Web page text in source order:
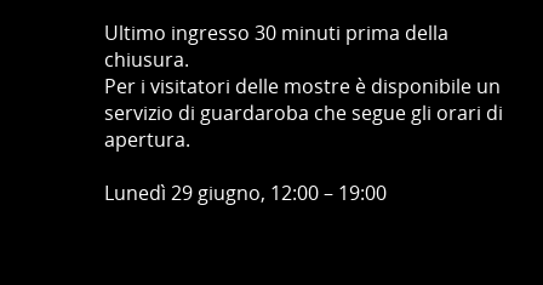
Ultimo ingresso 30 minuti prima della
chiusura.
Per i visitatori delle mostre è disponibile un
servizio di guardaroba che segue gli orari di
apertura.
Lunedì 29 giugno, 12:00 – 19:00